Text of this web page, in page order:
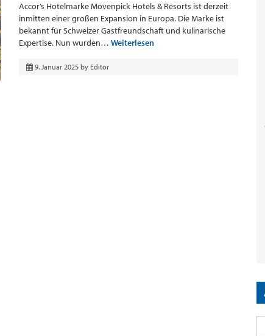
Accor’s Hotelmarke Mövenpick Hotels & Resorts ist derzeit
inmitten einer großen Expansion in Europa. Die Marke ist
bekannt für Schweizer Gastfreundschaft und kulinarische
Expertise. Nun wurden… Weiterlesen
9. Januar 2025 by Editor